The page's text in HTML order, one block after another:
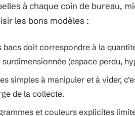
à chaque coin de bureau,
les bons modèles :
bacs doit correspondre à la
(espace perdu,
simples à manipuler et à vider,
de la collecte.
et couleurs explicites